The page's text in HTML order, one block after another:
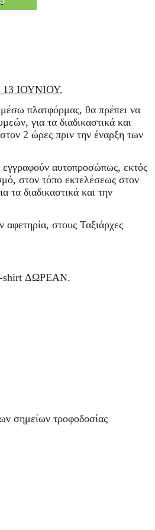
ΙΟΥΝΙΟΥ.
πλατφόρμας, θα πρέπει να
για τα διαδικαστικά και
2 ώρες πριν την έναρξη των
αυτοπροσώπως, εκτός
στον τόπο εκτελέσεως στον
διαδικαστικά και την
αφετηρία, στους Ταξιάρχες
t-shirt ΔΩΡΕΑΝ.
σημείων τροφοδοσίας